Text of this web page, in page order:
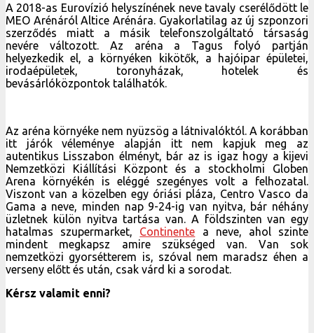
A 2018-as Eurovízió helyszínének neve tavaly cserélődött le
MEO Arénáról Altice Arénára. Gyakorlatilag az új szponzori
szerződés miatt a másik telefonszolgáltató társaság
nevére változott. Az aréna a Tagus folyó partján
helyezkedik el, a környéken kikötők, a hajóipar épületei,
irodaépületek, toronyházak, hotelek és
bevásárlóközpontok találhatók.
Az aréna környéke nem nyüzsög a látnivalóktól. A korábban
itt járók véleménye alapján itt nem kapjuk meg az
autentikus Lisszabon élményt, bár az is igaz hogy a kijevi
Nemzetközi Kiállítási Központ és a stockholmi Globen
Arena környékén is eléggé szegényes volt a felhozatal.
Viszont van a közelben egy óriási pláza, Centro Vasco da
Gama a neve, minden nap 9-24-ig van nyitva, bár néhány
üzletnek külön nyitva tartása van. A földszinten van egy
hatalmas szupermarket, Continente a neve, ahol szinte
mindent megkapsz amire szükséged van. Van sok
nemzetközi gyorsétterem is, szóval nem maradsz éhen a
verseny előtt és után, csak várd ki a sorodat.
Kérsz valamit enni?